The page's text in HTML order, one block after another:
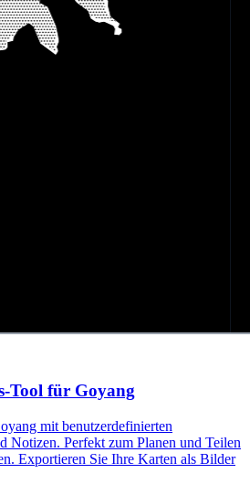
Tool für Goyang
mit benutzerdefinierten
Notizen. Perfekt zum Planen und Teilen
Exportieren Sie Ihre Karten als Bilder